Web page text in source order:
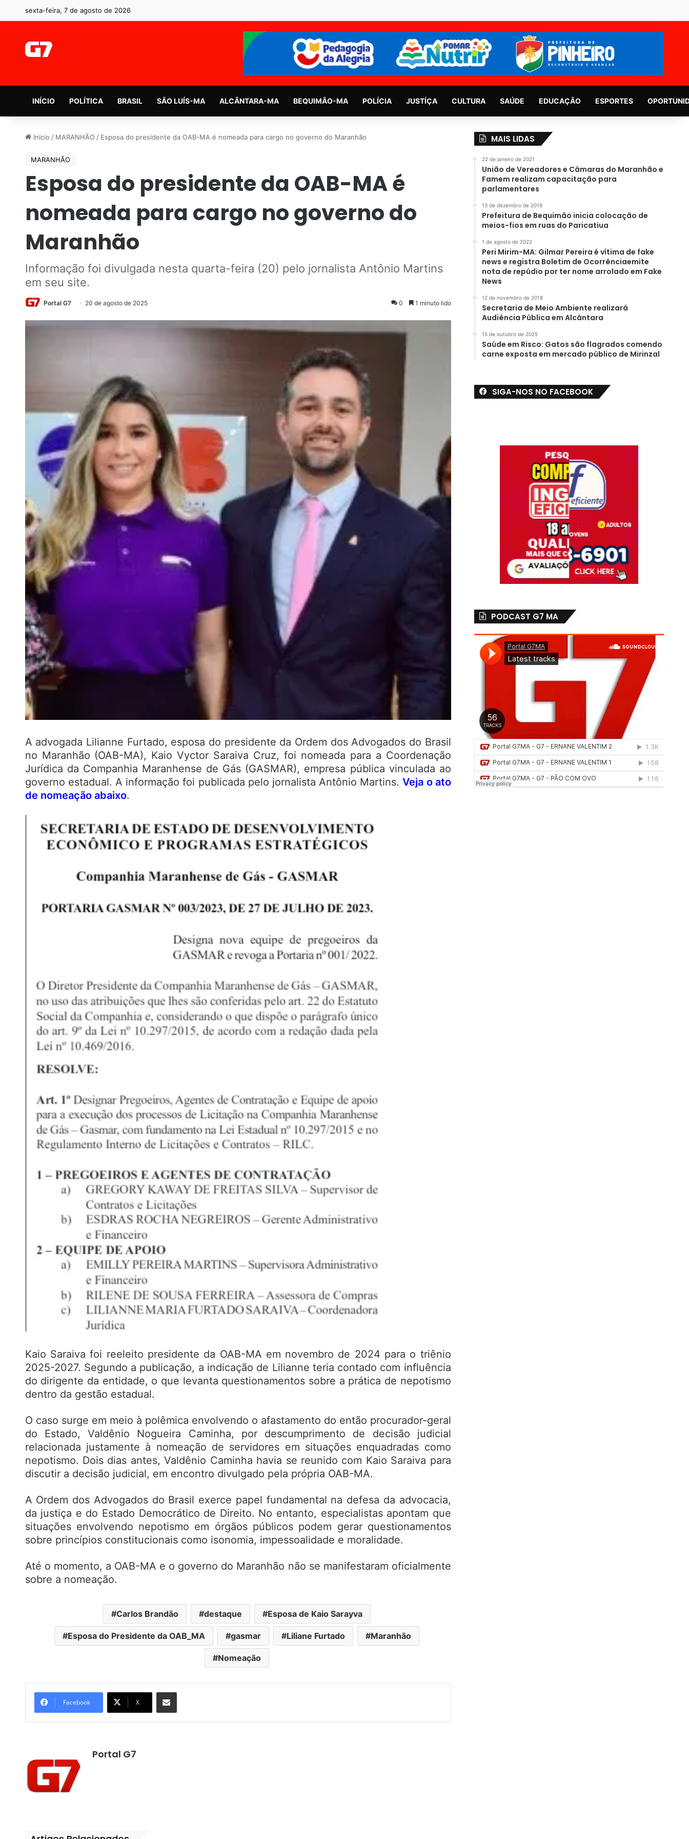
sexta-feira, 7 de agosto de 2026
INÍCIO POLÍTICA BRASIL SÃO LUÍS-MA ALCÂNTARA-MA BEQUIMÃO-MA POLÍCIA JUSTÍÇA CULTURA SAÚDE EDUCAÇÃO ESPORTES
Início / MARANHÃO / Esposa do presidente da OAB-MA é nomeada para cargo no governo do Maranhão
MARANHÃO
Esposa do presidente da OAB-MA é
nomeada para cargo no governo do
Maranhão
Informação foi divulgada nesta quarta-feira (20) pelo jornalista Antônio Martins
em seu site.
Portal G7 20 de agosto de 2025 0 1 minuto lido
A advogada Lilianne Furtado, esposa do presidente da Ordem dos Advogados do Brasil
no Maranhão (OAB-MA), Kaio Vyctor Saraiva Cruz, foi nomeada para a Coordenação
Jurídica da Companhia Maranhense de Gás (GASMAR), empresa pública vinculada ao
governo estadual. A informação foi publicada pelo jornalista Antônio Martins.Veja o ato
de nomeação abaixo.
Kaio Saraiva foi reeleito presidente da OAB-MA em novembro de 2024 para o triênio
2025-2027. Segundo a publicação, a indicação de Lilianne teria contado com influência
do dirigente da entidade, o que levanta questionamentos sobre a prática de nepotismo
dentro da gestão estadual.
O caso surge em meio à polêmica envolvendo o afastamento do então procurador-geral
do Estado, Valdênio Nogueira Caminha, por descumprimento de decisão judicial
relacionada justamente à nomeação de servidores em situações enquadradas como
nepotismo. Dois dias antes, Valdênio Caminha havia se reunido com Kaio Saraiva para
discutir a decisão judicial, em encontro divulgado pela própria OAB-MA.
A Ordem dos Advogados do Brasil exerce papel fundamental na defesa da advocacia,
da justiça e do Estado Democrático de Direito. No entanto, especialistas apontam que
situações envolvendo nepotismo em órgãos públicos podem gerar questionamentos
sobre princípios constitucionais como isonomia, impessoalidade e moralidade.
Até o momento, a OAB-MA e o governo do Maranhão não se manifestaram oficialmente
sobre a nomeação.
Carlos Brandão destaque Esposa de Kaio Sarayva
Esposa do Presidente da OAB_MA gasmar Liliane Furtado Maranhão
Nomeação
Facebook X
Compartilhar por e-mail
Portal G7
MAIS LIDAS
22 de janeiro de 2021
União de Vereadores e Câmaras do Maranhão e
Famem realizam capacitação para
parlamentares
13 de dezembro de 2019
Prefeitura de Bequimão inicia colocação de
meios-fios em ruas do Paricatiua
1 de agosto de 2022
Peri Mirim-MA: Gilmar Pereira é vítima de fake
news e registra Boletim de Ocorrênciaemite
nota de repúdio por ter nome arrolado em Fake
News
12 de novembro de 2018
Secretaria de Meio Ambiente realizará
Audiência Pública em Alcântara
15 de outubro de 2025
Saúde em Risco: Gatos são flagrados comendo
carne exposta em mercado público de Mirinzal
SIGA-NOS NO FACEBOOK
PODCAST G7 MA